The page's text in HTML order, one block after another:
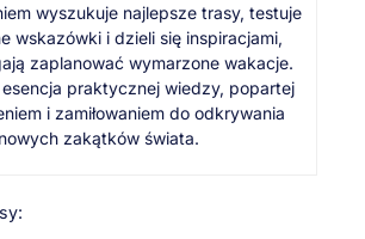
wyszukuje najlepsze trasy, testuje
wskazówki i dzieli się inspiracjami,
zaplanować wymarzone wakacje.
praktycznej wiedzy, popartej
i zamiłowaniem do odkrywania
nowych zakątków świata.